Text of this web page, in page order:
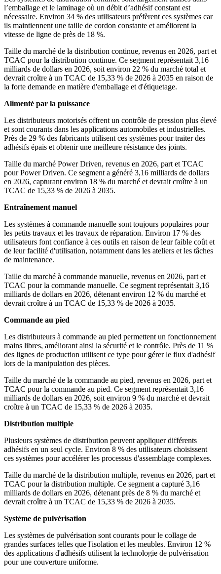
l’emballage et le laminage où un débit d’adhésif constant est
nécessaire. Environ 34 % des utilisateurs préfèrent ces systèmes car
ils maintiennent une taille de cordon constante et améliorent la
vitesse de ligne de près de 18 %.
Taille du marché de la distribution continue, revenus en 2026, part et
TCAC pour la distribution continue. Ce segment représentait 3,16
milliards de dollars en 2026, soit environ 22 % du marché total et
devrait croître à un TCAC de 15,33 % de 2026 à 2035 en raison de
la forte demande en matière d'emballage et d'étiquetage.
Alimenté par la puissance
Les distributeurs motorisés offrent un contrôle de pression plus élevé
et sont courants dans les applications automobiles et industrielles.
Près de 29 % des fabricants utilisent ces systèmes pour traiter des
adhésifs épais et obtenir une meilleure résistance des joints.
Taille du marché Power Driven, revenus en 2026, part et TCAC
pour Power Driven. Ce segment a généré 3,16 milliards de dollars
en 2026, capturant environ 18 % du marché et devrait croître à un
TCAC de 15,33 % de 2026 à 2035.
Entraînement manuel
Les systèmes à commande manuelle sont toujours populaires pour
les petits travaux et les travaux de réparation. Environ 17 % des
utilisateurs font confiance à ces outils en raison de leur faible coût et
de leur facilité d'utilisation, notamment dans les ateliers et les tâches
de maintenance.
Taille du marché à commande manuelle, revenus en 2026, part et
TCAC pour la commande manuelle. Ce segment représentait 3,16
milliards de dollars en 2026, détenant environ 12 % du marché et
devrait croître à un TCAC de 15,33 % de 2026 à 2035.
Commande au pied
Les distributeurs à commande au pied permettent un fonctionnement
mains libres, améliorant ainsi la sécurité et le contrôle. Près de 11 %
des lignes de production utilisent ce type pour gérer le flux d'adhésif
lors de la manipulation des pièces.
Taille du marché de la commande au pied, revenus en 2026, part et
TCAC pour la commande au pied. Ce segment représentait 3,16
milliards de dollars en 2026, soit environ 9 % du marché et devrait
croître à un TCAC de 15,33 % de 2026 à 2035.
Distribution multiple
Plusieurs systèmes de distribution peuvent appliquer différents
adhésifs en un seul cycle. Environ 8 % des utilisateurs choisissent
ces systèmes pour accélérer les processus d'assemblage complexes.
Taille du marché de la distribution multiple, revenus en 2026, part et
TCAC pour la distribution multiple. Ce segment a capturé 3,16
milliards de dollars en 2026, détenant près de 8 % du marché et
devrait croître à un TCAC de 15,33 % de 2026 à 2035.
Système de pulvérisation
Les systèmes de pulvérisation sont courants pour le collage de
grandes surfaces telles que l'isolation et les meubles. Environ 12 %
des applications d'adhésifs utilisent la technologie de pulvérisation
pour une couverture uniforme.